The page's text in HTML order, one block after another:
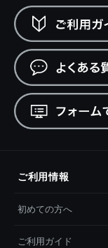
ご利用情報
初めての方へ
ご利用ガイド